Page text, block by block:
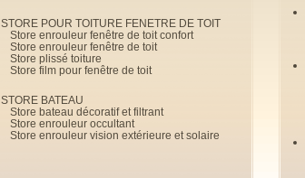
STORE POUR TOITURE FENETRE DE TOIT
Store enrouleur fenêtre de toit confort
Store enrouleur fenêtre de toit
Store plissé toiture
Store film pour fenêtre de toit
STORE BATEAU
Store bateau décoratif et filtrant
Store enrouleur occultant
Store enrouleur vision extérieure et solaire